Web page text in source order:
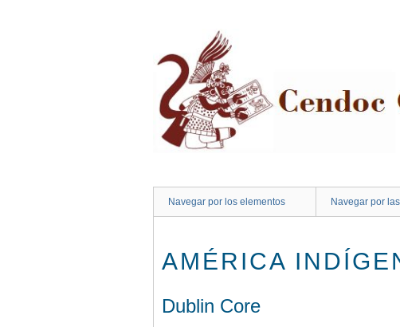
Navegar por los elementos Navegar por
AMÉRICA
Dublin Core